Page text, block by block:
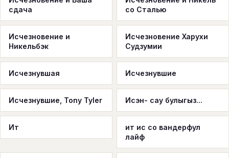
сдача
со Сталью
Исчезновение и
Никельбэк
Исчезновение Харухи
Судзумии
Исчезнувшая Исчезнувшие
Исчезнувшие, Tony Tyler Исэн- сау булыгыз...
Ит
ит ис со вандерфул
лайф